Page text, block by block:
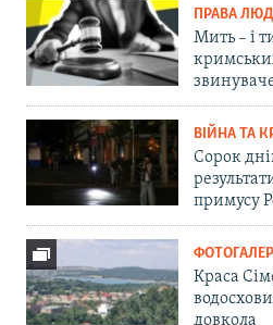
ПРАВА
Мить – і
ВІЙНА ТА
Сорок
примусу
Краса
довкола